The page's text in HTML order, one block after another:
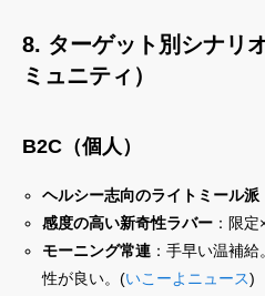
8. ターゲット別シナリ
ミュニティ）
B2C（個人）
ヘルシー志向のライトミール派
感度の高い新奇性ラバー ：限
モーニング常連 ：手早い温補給
性が良い。(いこーよニュース)